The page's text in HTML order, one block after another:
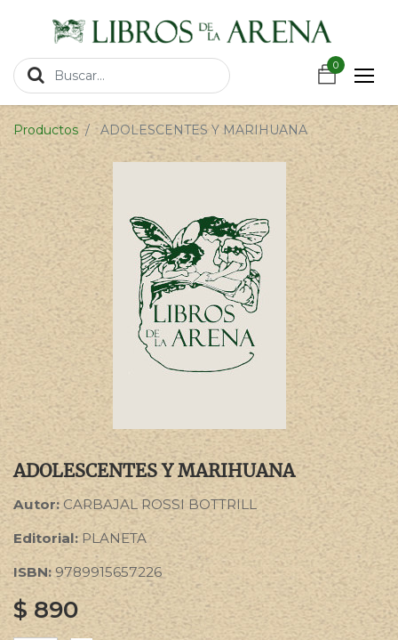
0
0
Productos ADOLESCENTES Y MARIHUANA
ADOLESCENTES Y MARIHUANA
Autor: CARBAJAL ROSSI BOTTRILL
Editorial: PLANETA
ISBN: 9789915657226
$890